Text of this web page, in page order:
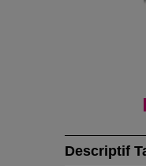
Descriptif